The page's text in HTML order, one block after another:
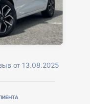
от 13.08.2025